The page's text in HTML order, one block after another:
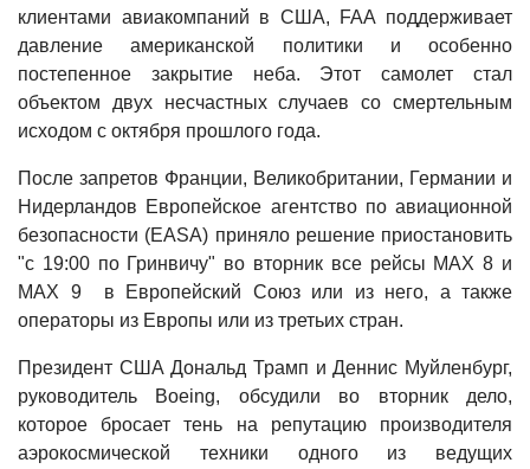
клиентами авиакомпаний в США, FAA поддерживает
давление американской политики и особенно
постепенное закрытие неба. Этот самолет стал
объектом двух несчастных случаев со смертельным
исходом с октября прошлого года.
После запретов Франции, Великобритании, Германии и
Нидерландов Европейское агентство по авиационной
безопасности (EASA) приняло решение приостановить
"с 19:00 по Гринвичу" во вторник все рейсы MAX 8 и
MAX 9 в Европейский Союз или из него, а также
операторы из Европы или из третьих стран.
Президент США Дональд Трамп и Деннис Муйленбург,
руководитель Boeing, обсудили во вторник дело,
которое бросает тень на репутацию производителя
аэрокосмической техники одного из ведущих